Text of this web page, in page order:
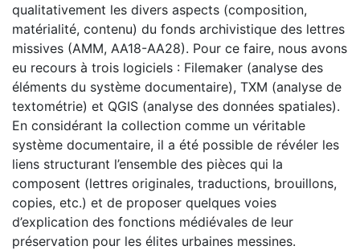
qualitativement les divers aspects (composition,
matérialité, contenu) du fonds archivistique des lettres
missives (AMM, AA18-AA28). Pour ce faire, nous avons
eu recours à trois logiciels : Filemaker (analyse des
éléments du système documentaire), TXM (analyse de
textométrie) et QGIS (analyse des données spatiales).
En considérant la collection comme un véritable
système documentaire, il a été possible de révéler les
liens structurant l’ensemble des pièces qui la
composent (lettres originales, traductions, brouillons,
copies, etc.) et de proposer quelques voies
d’explication des fonctions médiévales de leur
préservation pour les élites urbaines messines.